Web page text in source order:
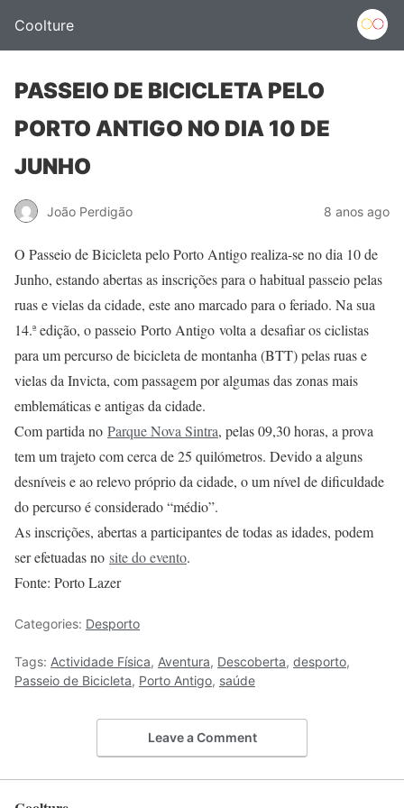
Coolture
PASSEIO DE BICICLETA PELO
PORTO ANTIGO NO DIA 10 DE
JUNHO
João Perdigão 8 anos ago
O Passeio de Bicicleta pelo Porto Antigo realiza-se no dia 10 de
Junho, estando abertas as inscrições para o habitual passeio pelas
ruas e vielas da cidade, este ano marcado para o feriado. Na sua
14.ª edição, o passeio Porto Antigo volta a desafiar os ciclistas
para um percurso de bicicleta de montanha (BTT) pelas ruas e
vielas da Invicta, com passagem por algumas das zonas mais
emblemáticas e antigas da cidade.
Com partida no Parque Nova Sintra, pelas 09,30 horas, a prova
tem um trajeto com cerca de 25 quilómetros. Devido a alguns
desníveis e ao relevo próprio da cidade, o um nível de dificuldade
do percurso é considerado “médio”.
As inscrições, abertas a participantes de todas as idades, podem
ser efetuadas no site do evento.
Fonte: Porto Lazer
Categories: Desporto
Tags: Actividade Física, Aventura, Descoberta, desporto,
Passeio de Bicicleta, Porto Antigo, saúde
Leave a Comment